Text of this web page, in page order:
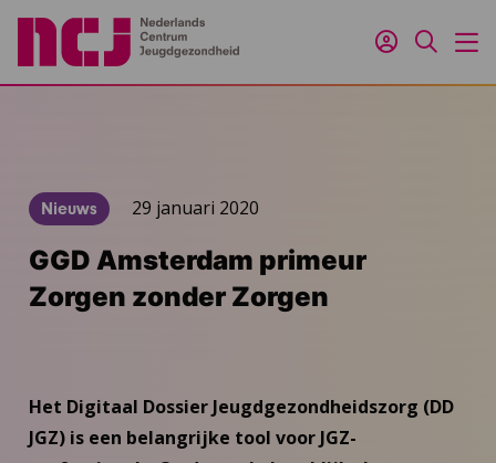
Inloggen
Zoeken
Nieuws 29 januari 2020
GGD Amsterdam primeur
Zorgen zonder Zorgen
Het Digitaal Dossier Jeugdgezondheidszorg (DD
JGZ) is een belangrijke tool voor JGZ-